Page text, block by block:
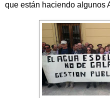
que están haciendo algunos